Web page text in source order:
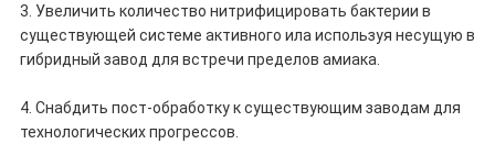
3. Увеличить количество нитрифицировать бактерии в
существующей системе активного ила используя несущую в
гибридный завод для встречи пределов амиака.
4. Снабдить пост-обработку к существующим заводам для
технологических прогрессов.